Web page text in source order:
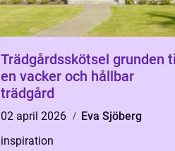
Trädgårdsskötsel grunden till
en vacker och hållbar
trädgård
02 april 2026
Eva Sjöberg
inspiration